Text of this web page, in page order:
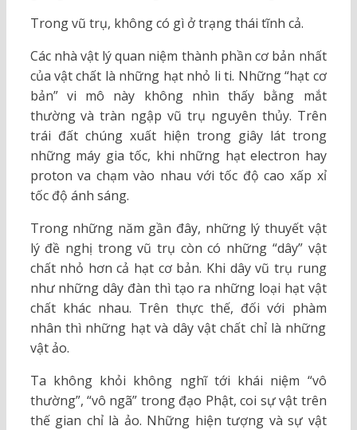
Trong vũ trụ, không có gì ở trạng thái tĩnh cả.
Các nhà vật lý quan niệm thành phần cơ bản nhất
của vật chất là những hạt nhỏ li ti. Những “hạt cơ
bản” vi mô này không nhìn thấy bằng mắt
thường và tràn ngập vũ trụ nguyên thủy. Trên
trái đất chúng xuất hiện trong giây lát trong
những máy gia tốc, khi những hạt electron hay
proton va chạm vào nhau với tốc độ cao xấp xỉ
tốc độ ánh sáng.
Trong những năm gần đây, những lý thuyết vật
lý đề nghị trong vũ trụ còn có những “dây” vật
chất nhỏ hơn cả hạt cơ bản. Khi dây vũ trụ rung
như những dây đàn thì tạo ra những loại hạt vật
chất khác nhau. Trên thực thế, đối với phàm
nhân thì những hạt và dây vật chất chỉ là những
vật ảo.
Ta không khỏi không nghĩ tới khái niệm “vô
thường”, “vô ngã” trong đạo Phật, coi sự vật trên
thế gian chỉ là ảo. Những hiện tượng và sự vật